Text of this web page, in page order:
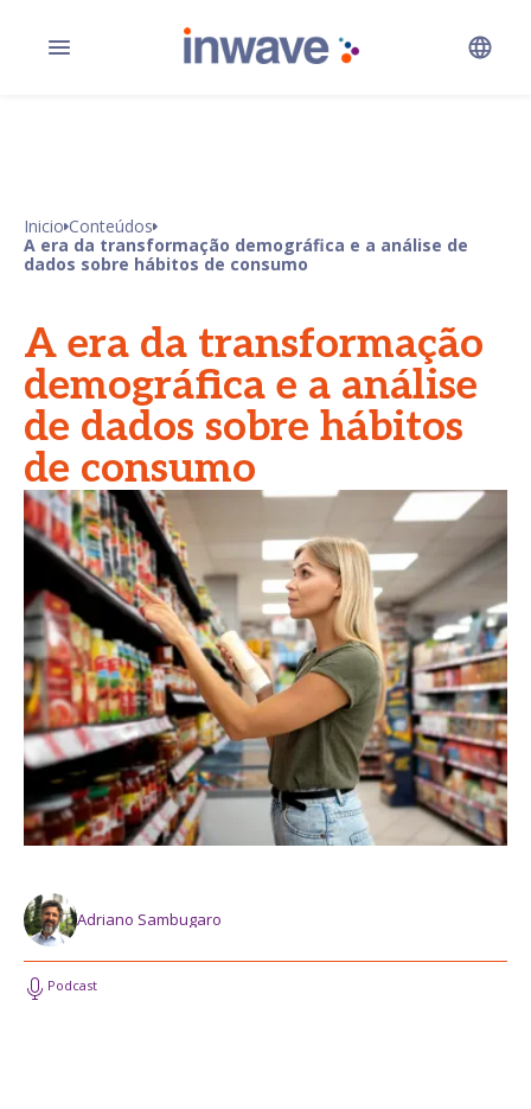
Inicio Conteúdos
A era da transformação demográfica e a análise de
dados sobre hábitos de consumo
A era da transformação
demográfica e a análise
de dados sobre hábitos
de consumo
Adriano Sambugaro
Podcast